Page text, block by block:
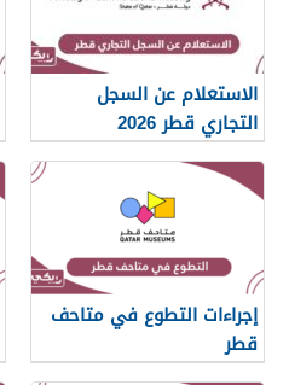
الاستعلام عن السجل
التجاري قطر 2026
إجراءات التطوع في متاحف
قطر